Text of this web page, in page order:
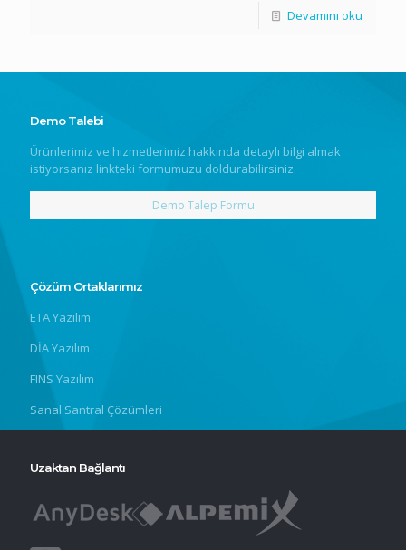
Devamını oku
Demo Talebi
Ürünlerimiz ve hizmetlerimiz hakkında detaylı bilgi almak
istiyorsanız linkteki formumuzu doldurabilirsiniz.
Demo Talep Formu
Çözüm Ortaklarımız
ETA Yazılım
DİA Yazılım
FINS Yazılım
Sanal Santral Çözümleri
Uzaktan Bağlantı